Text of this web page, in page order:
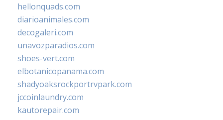
hellonquads.com
diarioanimales.com
decogaleri.com
unavozparadios.com
shoes-vert.com
elbotanicopanama.com
shadyoaksrockportrvpark.com
jccoinlaundry.com
kautorepair.com